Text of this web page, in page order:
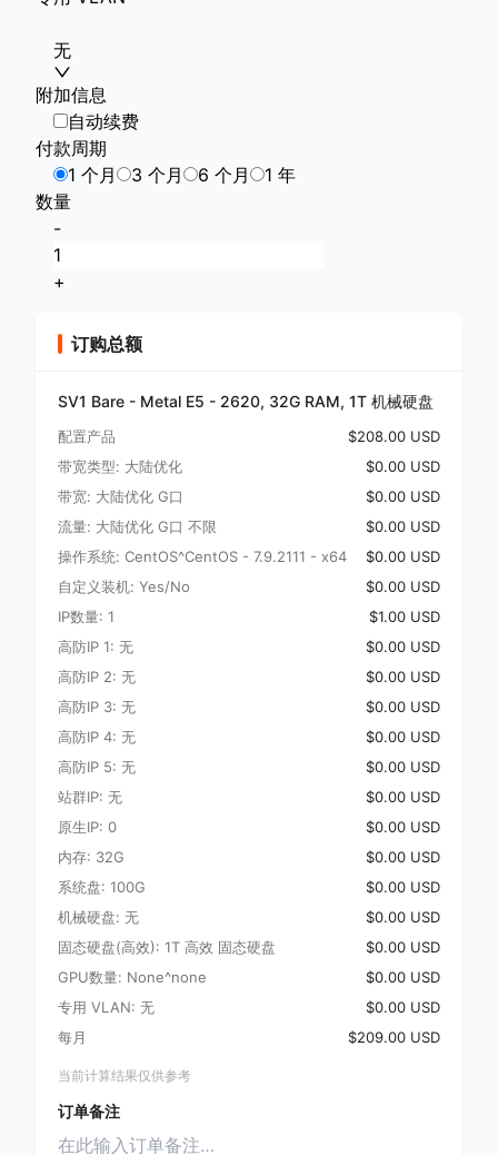
无
附加信息
自动续费
付款周期
1 个月
3 个月 6 个月
1 年
数量
-
+
订购总额
SV1 Bare - Metal E5 - 2620, 32G RAM, 1T 机械硬盘
配置产品
$208.00 USD
带宽类型: 大陆优化
$0.00 USD
带宽: 大陆优化 G口
$0.00 USD
流量: 大陆优化 G口 不限
$0.00 USD
操作系统: CentOS^CentOS - 7.9.2111 - x64
$0.00 USD
自定义装机: Yes/No
$0.00 USD
IP数量: 1
$1.00 USD
高防IP 1: 无
$0.00 USD
高防IP 2: 无
$0.00 USD
高防IP 3: 无
$0.00 USD
高防IP 4: 无
$0.00 USD
高防IP 5: 无
$0.00 USD
站群IP: 无
$0.00 USD
原生IP: 0
$0.00 USD
内存: 32G
$0.00 USD
系统盘: 100G
$0.00 USD
机械硬盘: 无
$0.00 USD
固态硬盘(高效): 1T 高效 固态硬盘
$0.00 USD
GPU数量: None^none
$0.00 USD
专用 VLAN: 无
$0.00 USD
每月
$209.00 USD
当前计算结果仅供参考
订单备注